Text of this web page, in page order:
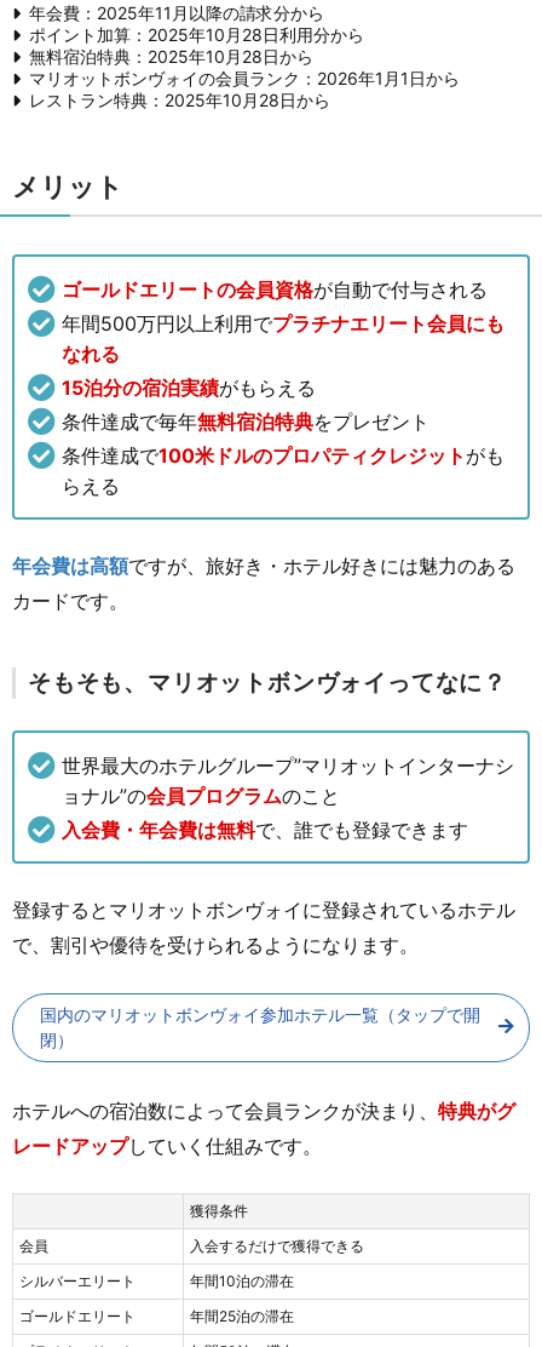
年会費：2025年11月以降の請求分から
ポイント加算：2025年10月28日利用分から
無料宿泊特典：2025年10月28日から
マリオットボンヴォイの会員ランク：2026年1月1日から
レストラン特典：2025年10月28日から
メリット
ゴールドエリートの会員資格が自動で付与される
年間500万円以上利用でプラチナエリート会員にも
なれる
15泊分の宿泊実績がもらえる
条件達成で毎年無料宿泊特典をプレゼント
条件達成で100⽶ドルのプロパティクレジット がも
らえる
年会費は高額ですが、旅好き・ホテル好きには魅力のある
カードです。
そもそも、マリオットボンヴォイってなに？
世界最大のホテルグループ”マリオットインターナシ
ョナル”の会員プログラムのこと
入会費・年会費は無料で、誰でも登録できます
登録するとマリオットボンヴォイに登録されているホテル
で、割引や優待を受けられるようになります。
国内のマリオットボンヴォイ参加ホテル一覧（タップで開
閉）
ホテルへの宿泊数によって会員ランクが決まり、 特典がグ
レードアップしていく仕組みです。
獲得条件
会員
入会するだけで獲得できる
シルバーエリート
年間10泊の滞在
ゴールドエリート
年間25泊の滞在